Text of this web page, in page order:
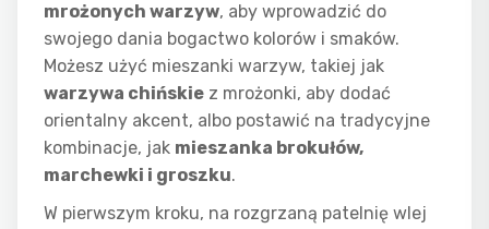
mrożonych warzyw, aby wprowadzić do
swojego dania bogactwo kolorów i smaków.
Możesz użyć mieszanki warzyw, takiej jak
warzywa chińskie z mrożonki, aby dodać
orientalny akcent, albo postawić na tradycyjne
kombinacje, jak mieszanka brokułów,
marchewki i groszku.
W pierwszym kroku, na rozgrzaną patelnię wlej